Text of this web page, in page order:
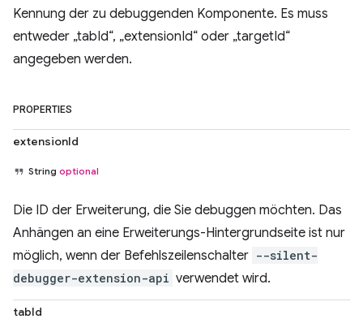
Kennung der zu debuggenden Komponente. Es muss
entweder „tabId“, „extensionId“ oder „targetId“
angegeben werden.
PROPERTIES
extensionId
String optional
Die ID der Erweiterung, die Sie debuggen möchten. Das
Anhängen an eine Erweiterungs-Hintergrundseite ist nur
möglich, wenn der Befehlszeilenschalter --silent-
debugger-extension-api verwendet wird.
tabId